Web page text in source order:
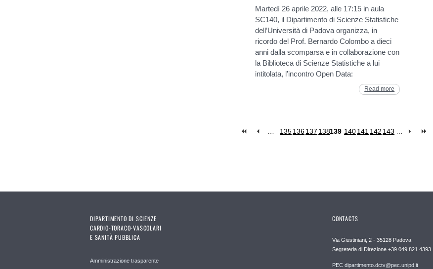
Martedì 26 aprile 2022, alle 17:15 in aula
SC140, il Dipartimento di Scienze Statistiche
dell’Università di Padova organizza, in
ricordo del Prof. Bernardo Colombo a dieci
anni dalla scomparsa e in collaborazione con
la Biblioteca di Scienze Statistiche a lui
intitolata, l’incontro Open Data:
Read more
135136137 138139 140141 142 143
DIPARTIMENTO DI SCIENZE
CARDIO-TORACO-VASCOLARI
E SANITÀ PUBBLICA
Amministrazione trasparente
CONTACTS
Via Giustiniani, 2 - 35128 Padova
Segreteria di Direzione +39 049 821 4393
PEC dipartimento.dctv@pec.unipd.it